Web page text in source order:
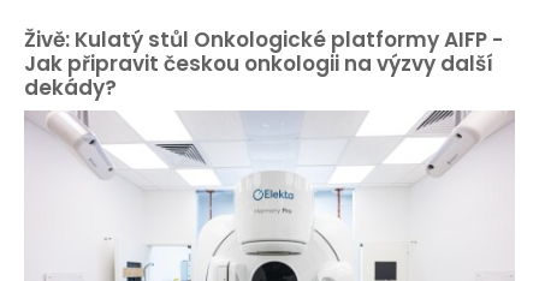
Živě: Kulatý stůl Onkologické platformy AIFP -
Jak připravit českou onkologii na výzvy další
dekády?